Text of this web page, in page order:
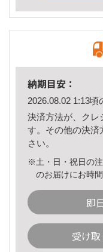
納期目安：
2026.08.02 1:13頃
決済方法が、クレ
す。その他の決済
さい。
※土・日・祝日の
のお届けにお時
即
受け